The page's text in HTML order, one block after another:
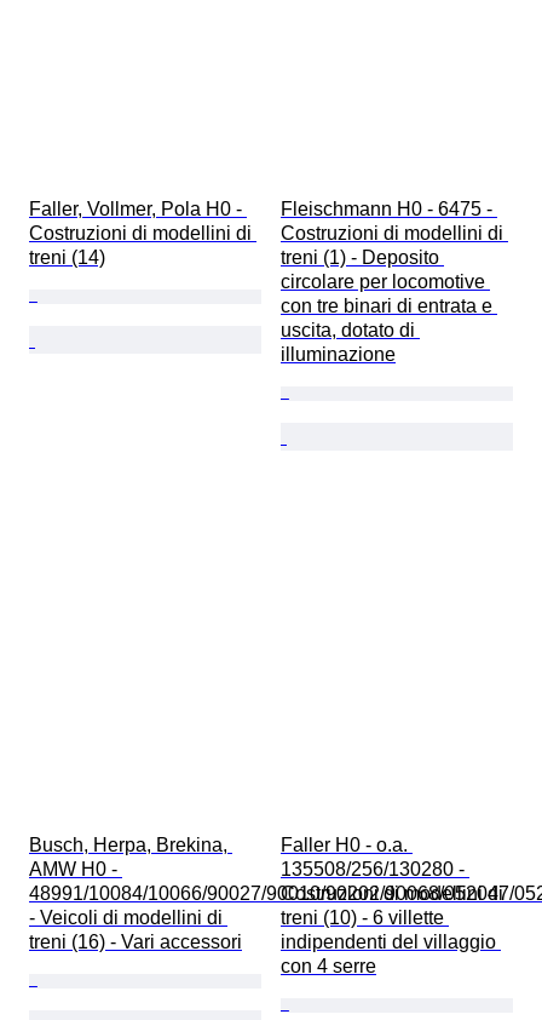
Faller, Vollmer, Pola H0 -
Costruzioni di modellini di
treni (14)
Fleischmann H0 - 6475 -
Costruzioni di modellini di
treni (1) - Deposito
circolare per locomotive
con tre binari di entrata e
uscita, dotato di
illuminazione
Busch, Herpa, Brekina,
AMW H0 -
48991/10084/10066/90027/90010/90202/90068/052047/
- Veicoli di modellini di
treni (16) - Vari accessori
Faller H0 - o.a.
135508/256/130280 -
Costruzioni di modellini di
treni (10) - 6 villette
indipendenti del villaggio
con 4 serre